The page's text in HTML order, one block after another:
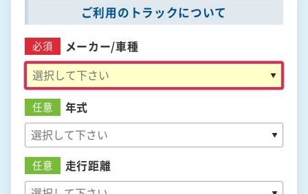
ご利用のトラックについて
必須 メーカー/車種
任意 年式
任意 走行距離